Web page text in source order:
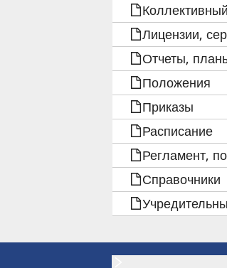
ДЛЯ
БЛАНКИ
О
Лицензии,
Отчеты,
Положения
Приказы
Расписание
Регламент,
Справочники